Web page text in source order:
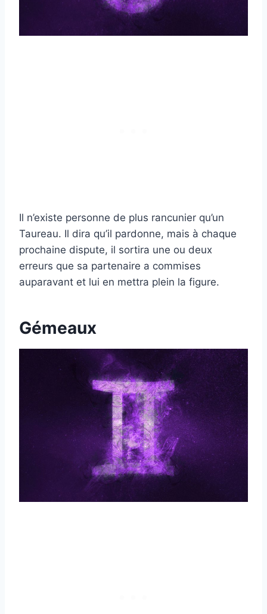
Il n’existe personne de plus rancunier qu’un
Taureau. Il dira qu’il pardonne, mais à chaque
prochaine dispute, il sortira une ou deux
erreurs que sa partenaire a commises
auparavant et lui en mettra plein la figure.
Gémeaux